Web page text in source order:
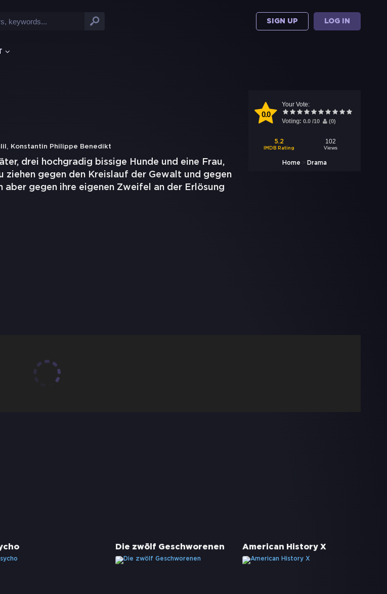
SIGN UP LOG IN
0.0
Your Vote:
Voting: 0.0 /10 (0)
5.2
IMDB Rating
102
Views
Home > Drama
, Konstantin Philippe Benedikt
drei hochgradig bissige Hunde und eine Frau,
ziehen gegen den Kreislauf der Gewalt und gegen
gegen ihre eigenen Zweifel an der Erlösung
Die zwölf Geschworenen American History X